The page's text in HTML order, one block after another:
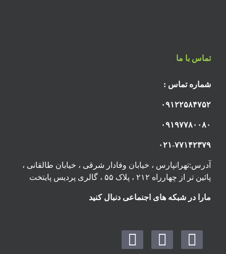
تماس با ما
شماره تماس :
۰۹۱۲۲۵۸۴۷۵۲
۰۹۱۹۷۷۸۰۰۸۰
۰۲۱-۷۷۱۴۲۳۷۹
آدرس:تهرانپارس ، خیابان وفادار شرقی ، خیابان طالقانی ،
پائین تر از چهارراه ۲۱۲ ، پلاک ۵۵ ، گالری پردیس پایتخت
مارا در شبکه های اجنماعی دنبال کنید